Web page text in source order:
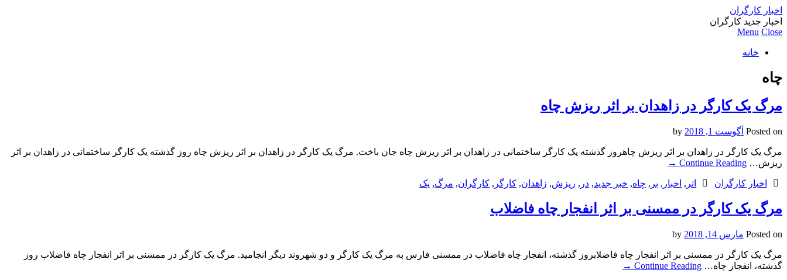
اخبار کارگران
اخبار جدید کارگران
Menu Close
خانه
چاه
مرگ یک کارگر در زاهدان بر اثر ریزش چاه
Posted on آگوست 1, 2018
مرگ یک کارگر در زاهدان بر اثر ریزش چاهروز گذشته یک کارگر ساختمانی در زاهدان بر اثر ریزش چاه جان باخت. مرگ یک کارگر در زاهدان بر اثر ریزش چاه روز گذشته یک کارگر ساختمانی در زاهدان بر اثر
ریزش… Continue Reading
→
اخبار کارگران اثر , اخبار , بر , چاه, خبر جدید, در , ریزش, زاهدان, کارگر , کارگران, مرگ, یک
مرگ یک کارگر در ممسنی بر اثر انفجار چاه فاضلاب
Posted on مارس 14, 2018
مرگ یک کارگر در ممسنی بر اثر انفجار چاه فاضلابروز گذشته، انفجار چاه فاضلاب در ممسنی فارس به مرگ یک کارگر و دو شهروند دیگر انجامید. مرگ یک کارگر در ممسنی بر اثر انفجار چاه فاضلاب روز
گذشته، انفجار چاه… Continue Reading
→